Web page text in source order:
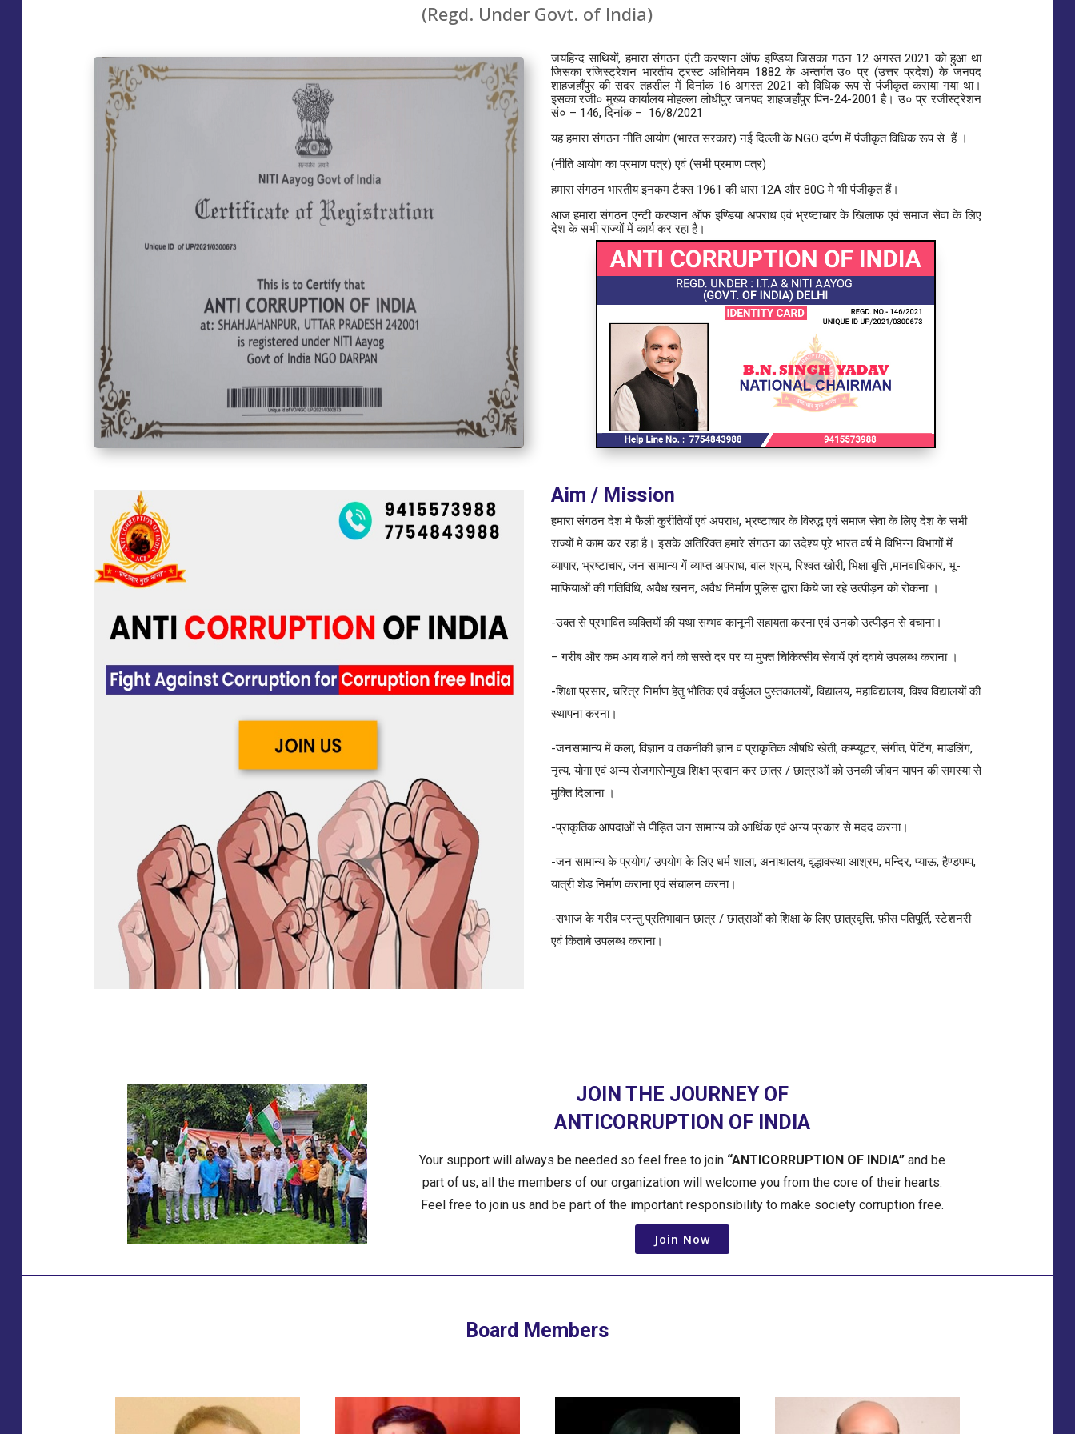
(Regd. Under Govt. of India)
जयहिन्द साथियों, हमारा संगठन एंटी करप्शन ऑफ इण्डिया जिसका गठन 12 अगस्त 2021 को हुआ था
जिसका रजिस्ट्रेशन भारतीय ट्रस्ट अधिनियम 1882 के अन्तर्गत उ० प्र (उत्तर प्रदेश) के जनपद
शाहजहाँपुर की सदर तहसील में दिनांक 16 अगस्त 2021 को विधिक रूप से पंजीकृत कराया गया था।
इसका रजी० मुख्य कार्यालय मोहल्ला लोधीपुर जनपद शाहजहाँपुर पिन-24-2001 है। उ० प्र रजीस्ट्रेशन
सं० – 146, दिनांक – 16/8/2021
यह हमारा संगठन नीति आयोग (भारत सरकार) नई दिल्ली के NGO दर्पण में पंजीकृत विधिक रूप से हैं ।
(नीति आयोग का प्रमाण पत्र) एवं (सभी प्रमाण पत्र)
हमारा संगठन भारतीय इनकम टैक्स 1961 की धारा 12A और 80G मे भी पंजीकृत हैं।
आज हमारा संगठन एन्टी करप्शन ऑफ इण्डिया अपराध एवं भ्रष्टाचार के खिलाफ एवं समाज सेवा के लिए
देश के सभी राज्यों में कार्य कर रहा है।
Aim / Mission
हमारा संगठन देश मे फैली कुरीतियों एवं अपराध, भ्रष्टाचार के विरुद्ध एवं समाज सेवा के लिए देश के सभी
राज्यों मे काम कर रहा है। इसके अतिरिक्त हमारे संगठन का उदेश्य पूरे भारत वर्ष मे विभिन्न विभागों में
व्यापार, भ्रष्टाचार, जन सामान्य गें व्याप्त अपराध, बाल श्रम, रिश्वत खोरी, भिक्षा बृत्ति ,मानवाधिकार, भू-
माफियाओं की गतिविधि, अवैध खनन, अवैध निर्माण पुलिस द्वारा किये जा रहे उत्पीड़न को रोकना ।
-उक्त से प्रभावित व्यक्तियों की यथा सम्भव कानूनी सहायता करना एवं उनको उत्पीड़न से बचाना।
– गरीब और कम आय वाले वर्ग को सस्ते दर पर या मुफ्त चिकित्सीय सेवायें एवं दवाये उपलब्ध कराना ।
-शिक्षा प्रसार, चरित्र निर्माण हेतु भौतिक एवं वर्चुअल पुस्तकालयों, विद्यालय, महाविद्यालय, विश्व विद्यालयों की
स्थापना करना।
-जनसामान्य में कला, विज्ञान व तकनीकी ज्ञान व प्राकृतिक औषधि खेती, कम्प्यूटर, संगीत, पेंटिंग, माडलिंग,
नृत्य, योगा एवं अन्य रोजगारोन्मुख शिक्षा प्रदान कर छात्र / छात्राओं को उनकी जीवन यापन की समस्या से
मुक्ति दिलाना ।
-प्राकृतिक आपदाओं से पीड़ित जन सामान्य को आर्थिक एवं अन्य प्रकार से मदद करना।
-जन सामान्य के प्रयोग/ उपयोग के लिए धर्म शाला, अनाथालय, वृद्धावस्था आश्रम, मन्दिर, प्याऊ, हैण्डपम्प,
यात्री शेड निर्माण कराना एवं संचालन करना।
-सभाज के गरीब परन्तु प्रतिभावान छात्र / छात्राओं को शिक्षा के लिए छात्रवृत्ति, फ़ीस पतिपूर्ति, स्टेशनरी
एवं किताबे उपलब्ध कराना।
JOIN THE JOURNEY OF
ANTICORRUPTION OF INDIA
Your support will always be needed so feel free to join “ANTICORRUPTION OF INDIA” and be
part of us, all the members of our organization will welcome you from the core of their hearts.
Feel free to join us and be part of the important responsibility to make society corruption free.
Join Now
Board Members